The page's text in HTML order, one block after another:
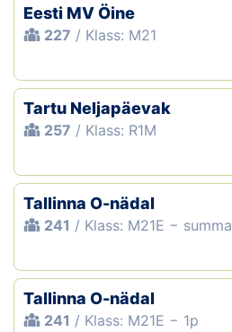
Eesti MV Öine
227 / Klass: M21
Tartu Neljapäevak
257 / Klass: R1M
Tallinna O-nädal
241 / Klass: M21E − summa
Tallinna O-nädal
241 / Klass: M21E − 1p